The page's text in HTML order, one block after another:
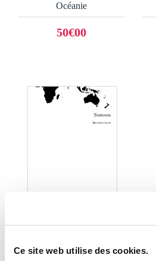
Ce site web utilise des cookies.
Océanie
50€00
(0 avis)